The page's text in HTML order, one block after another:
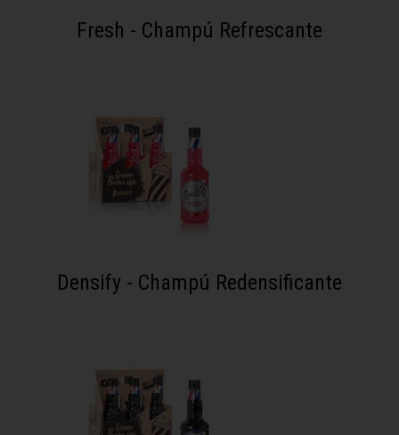
Fresh - Champú Refrescante
Densify - Champú Redensificante